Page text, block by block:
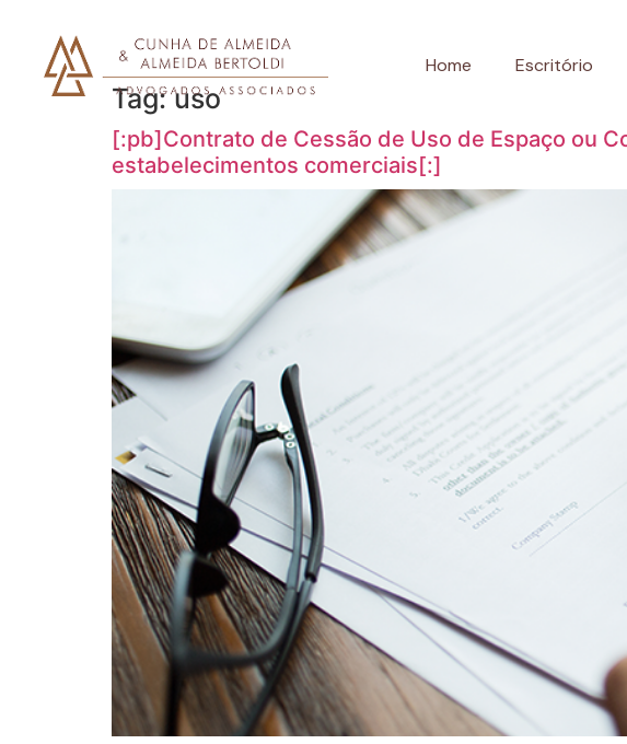
Home Escritório
Tag:uso
[:pb]Contrato de Cessão de Uso de Espaço ou
estabelecimentos comerciais[:]